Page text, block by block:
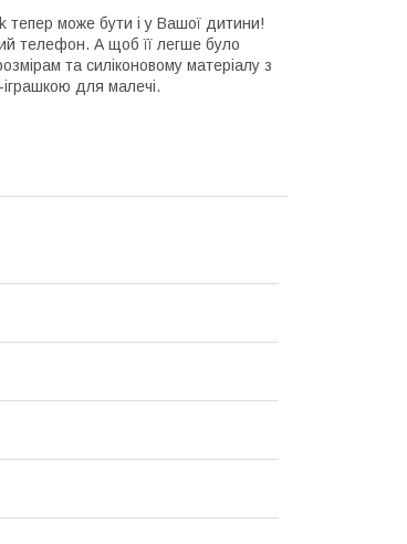
тепер може бути і у Вашої дитини!
телефон. А щоб її легше було
та силіконовому матеріалу з
для малечі.